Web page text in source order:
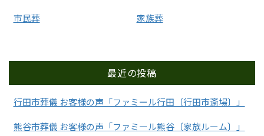
市民葬
家族葬
最近の投稿
行田市葬儀 お客様の声「ファミール行田〔行田市斎場〕」
熊谷市葬儀 お客様の声「ファミール熊谷〔家族ルーム〕」